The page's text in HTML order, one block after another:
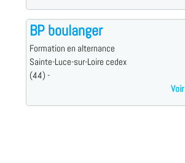
BP boulanger
Formation en alternance
Sainte-Luce-sur-Loire cedex
(44) -